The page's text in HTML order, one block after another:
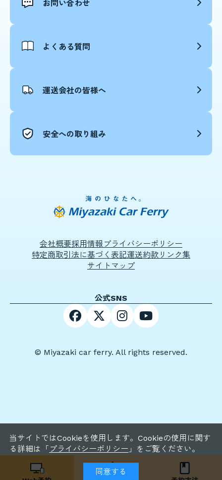
当サイトではCookieを使用します。Cookieの使用に関す
る詳細は「 プライバシーポリシー 」をご覧ください。
同意する
お問い合わせ
よくある質問
運送会社の皆様へ
安全への取り組み
会社概要採用情報プライバシーポリシー
特定商取引法に基づく表記運送約款リンク集
サイトマップ
公式SNS
© Miyazaki car ferry. All rights reserved.